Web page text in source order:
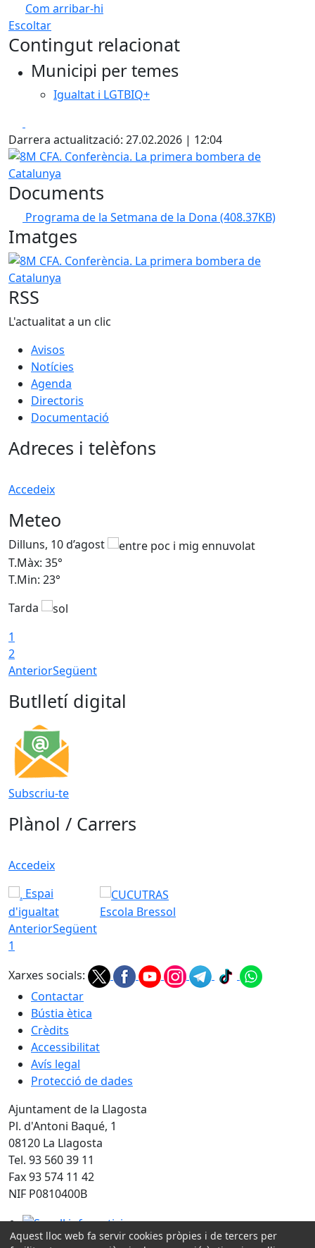
Com arribar-hi
+
−
Escoltar
Contingut relacionat
Municipi per temes
Igualtat i LGTBIQ+
Darrera actualització: 27.02.2026 | 12:04
8M CFA. Conferència. La primera bombera de Catalunya
Documents
Programa de la Setmana de la Dona (408.37KB)
Imatges
8M CFA. Conferència. La primera bombera de Catalunya
RSS
L'actualitat a un clic
Avisos
Notícies
Agenda
Directoris
Documentació
Adreces i telèfons
Accedeix
Meteo
Dilluns, 10 d’agost
T.Màx: 35°
T.Min: 23°
Tarda
1
2
AnteriorSegüent
Butlletí digital
Subscriu-te
Plànol / Carrers
Accedeix
Espai
d'igualtat
Escola Bressol
AnteriorSegüent
1
Xarxes socials:
Contactar
Bústia ètica
Crèdits
Accessibilitat
Avís legal
Protecció de dades
Ajuntament de la Llagosta
Pl. d'Antoni Baqué, 1
08120 La Llagosta
Tel. 93 560 39 11
Fax 93 574 11 42
NIF P0810400B
Segell infoparticipa
Aquest lloc web fa servir cookies pròpies i de tercers per